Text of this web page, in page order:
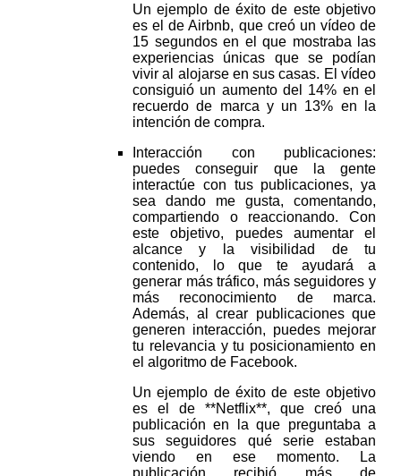
Un ejemplo de éxito de este objetivo
es el de Airbnb, que creó un vídeo de
15 segundos en el que mostraba las
experiencias únicas que se podían
vivir al alojarse en sus casas. El vídeo
consiguió un aumento del 14% en el
recuerdo de marca y un 13% en la
intención de compra.
Interacción con publicaciones:
puedes conseguir que la gente
interactúe con tus publicaciones, ya
sea dando me gusta, comentando,
compartiendo o reaccionando. Con
este objetivo, puedes aumentar el
alcance y la visibilidad de tu
contenido, lo que te ayudará a
generar más tráfico, más seguidores y
más reconocimiento de marca.
Además, al crear publicaciones que
generen interacción, puedes mejorar
tu relevancia y tu posicionamiento en
el algoritmo de Facebook.
Un ejemplo de éxito de este objetivo
es el de **Netflix**, que creó una
publicación en la que preguntaba a
sus seguidores qué serie estaban
viendo en ese momento. La
publicación recibió más de